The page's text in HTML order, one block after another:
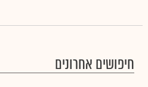
חיפושים אחרונים